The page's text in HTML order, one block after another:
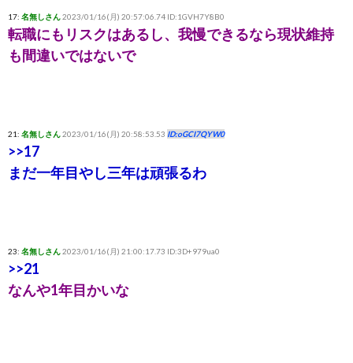
17: 名無しさん2023/01/16(月) 20:57:06.74 ID:1GVH7Y8B0
転職にもリスクはあるし、我慢できるなら現状維持
も間違いではないで
21: 名無しさん2023/01/16(月) 20:58:53.53 ID:oGCI7QYW0
>>17
まだ一年目やし三年は頑張るわ
23: 名無しさん2023/01/16(月) 21:00:17.73 ID:3D+979ua0
>>21
なんや1年目かいな